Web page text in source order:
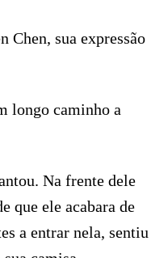
Chen, sua expressão
longo caminho a
Na frente dele
que ele acabara de
a entrar nela, sentiu